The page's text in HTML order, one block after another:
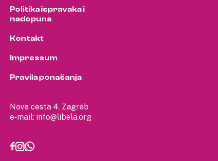
Nova cesta 4, Zagreb
e-mail: info@libela.org
Politika ispravaka i
nadopuna
Kontakt
Impressum
Pravila ponašanja